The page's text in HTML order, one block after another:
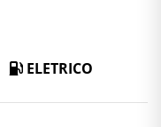
ELETRICO